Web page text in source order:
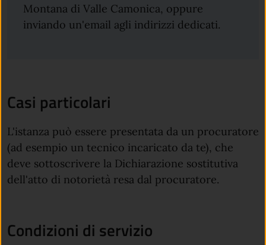
Montana di Valle Camonica, oppure
inviando un'email agli indirizzi dedicati.
Casi particolari
L'istanza può essere presentata da un procuratore
(ad esempio un tecnico incaricato da te), che
deve sottoscrivere la Dichiarazione sostitutiva
dell'atto di notorietà resa dal procuratore.
Condizioni di servizio